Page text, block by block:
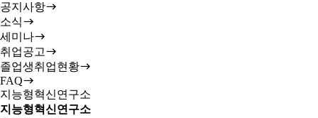
공지사항
소식
세미나
취업공고
졸업생취업현황
FAQ
지능형혁신연구소
지능형혁신연구소